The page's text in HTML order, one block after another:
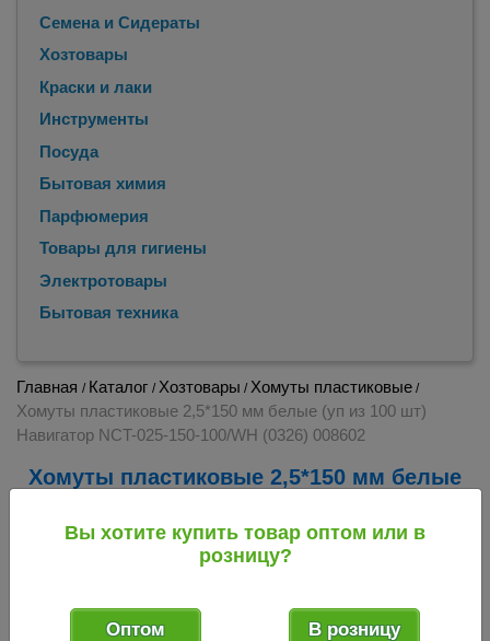
Семена и Сидераты
Хозтовары
Краски и лаки
Инструменты
Посуда
Бытовая химия
Парфюмерия
Товары для гигиены
Электротовары
Бытовая техника
Главная / Каталог / Хозтовары / Хомуты пластиковые /
Хомуты пластиковые 2,5*150 мм белые (уп из 100 шт)
Навигатор NCT-025-150-100/WH (0326) 008602
Хомуты пластиковые 2,5*150 мм белые
100/WH (0326) 008602
Вы хотите купить товар оптом или в
розницу?
Оптом В розницу